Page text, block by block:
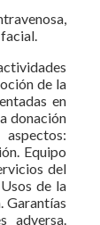
de la
en
donación
Equipo
del
de la
Garantías
adversa.